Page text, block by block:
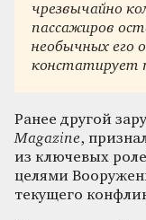
чрезвычайно
пассажиров
необычных его
констатирует
Ранее другой
Magazine,
из ключевых
целями
текущего